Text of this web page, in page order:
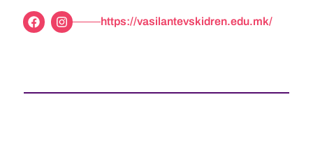
https://vasilantevskidren.edu.mk/